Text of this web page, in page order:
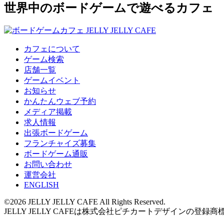
世界中のボードゲームで遊べるカフェ
カフェについて
ゲーム検索
店舗一覧
ゲームイベント
お知らせ
かんたんウェブ予約
メディア掲載
求人情報
出張ボードゲーム
フランチャイズ募集
ボードゲーム通販
お問い合わせ
運営会社
ENGLISH
©2026 JELLY JELLY CAFE All Rights Reserved.
JELLY JELLY CAFEは株式会社ピチカートデザインの登録商